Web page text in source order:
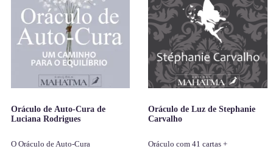
Oráculo de Auto-Cura de
Luciana Rodrigues
O Oráculo de Auto-Cura
Oráculo de Luz de Stephanie
Carvalho
Oráculo com 41 cartas +